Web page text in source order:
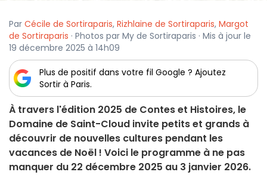
Par Cécile de Sortiraparis, Rizhlaine de Sortiraparis, Margot
de Sortiraparis · Photos par My de Sortiraparis · Mis à jour le
19 décembre 2025 à 14h09
Plus de positif dans votre fil Google ? Ajoutez
Sortir à Paris.
À travers l'édition 2025 de Contes et Histoires, le
Domaine de Saint-Cloud invite petits et grands à
découvrir de nouvelles cultures pendant les
vacances de Noël ! Voici le programme à ne pas
manquer du 22 décembre 2025 au 3 janvier 2026.